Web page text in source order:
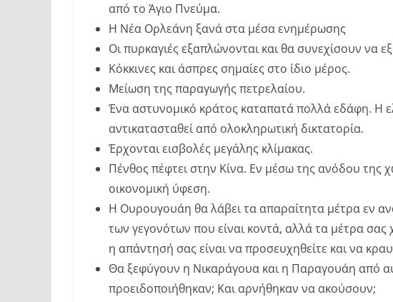
από το Άγιο Πνεύμα.
Η Νέα Ορλεάνη ξανά στα μέσα ενημέρωσης
Οι πυρκαγιές εξαπλώνονται και θα συνεχίσουν να
Κόκκινες και άσπρες σημαίες στο ίδιο μέρος.
Μείωση της παραγωγής πετρελαίου.
Ένα αστυνομικό κράτος καταπατά πολλά εδάφη. Η
αντικατασταθεί από ολοκληρωτική δικτατορία.
Έρχονται εισβολές μεγάλης κλίμακας.
Πένθος πέφτει στην Κίνα. Εν μέσω της ανόδου της
οικονομική ύφεση.
Η Ουρουγουάη θα λάβει τα απαραίτητα μέτρα εν
των γεγονότων που είναι κοντά, αλλά τα μέτρα
η απάντησή σας είναι να προσευχηθείτε και να
Θα ξεφύγουν η Νικαράγουα και η Παραγουάη από
προειδοποιήθηκαν; Και αρνήθηκαν να ακούσουν;